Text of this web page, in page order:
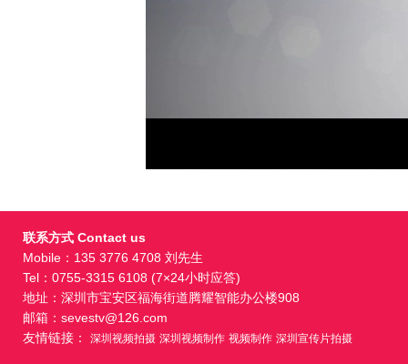
联系方式 Contact us
Mobile：135 3776 4708 刘先生
Tel：0755-3315 6108 (7×24小时应答)
地址：深圳市宝安区福海街道腾耀智能办公楼908
邮箱：sevestv@126.com
友情链接： 深圳视频拍摄 深圳视频制作 视频制作 深圳宣传片拍摄